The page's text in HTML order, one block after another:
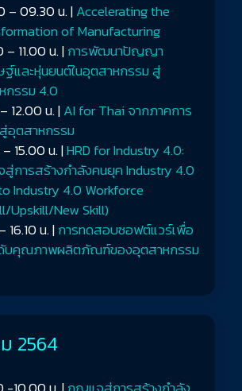
– 09.30 น. |Accelerating the
of Manufacturing
11.00 น. |การพัฒนาปัญญา
ฐ์และหุ่นยนต์ในอุตสาหกรรม สู่
กรรม 4.0
12.00 น. |AI for Thai จากภาคการ
อุตสาหกรรม
– 15.00 น. |HRD for Industry 4.0:
การสร้างกำลังคนยุค Industry 4.0
Industry 4.0 Workforce
Upskill/New Skill)
16.10 น. |การทดสอบซอฟต์แวร์เพื่อ
บคุณภาพผลิตภัณฑ์ของอุตสาหกรรม
2564